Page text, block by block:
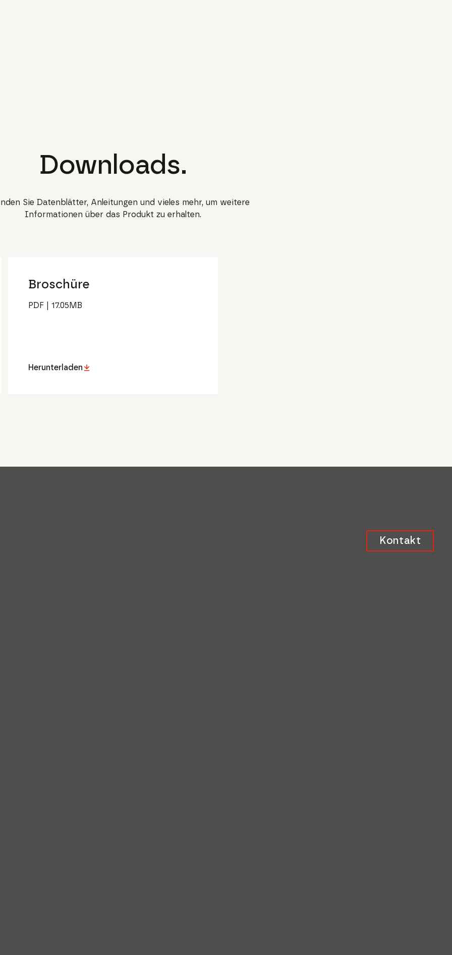
Downloads.
Sie Datenblätter, Anleitungen und vieles mehr, um weitere
Informationen über das Produkt zu erhalten.
Broschüre
PDF |17.05MB
Herunterladen
Kontakt